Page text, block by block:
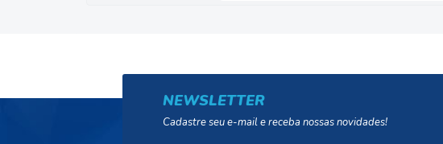
NEWSLETTER
Cadastre seu e-mail e receba nossas novidades!